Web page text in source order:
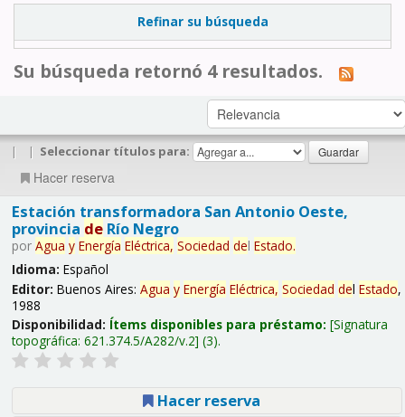
Refinar su búsqueda
Su búsqueda retornó 4 resultados.
| | Seleccionar títulos para:
Hacer reserva
Estación transformadora San Antonio Oeste,
provincia deRío Negro
por Agua y Energía Eléctrica, Sociedad del Estado.
Idioma: Español
Editor: Buenos Aires: Agua y Energía Eléctrica, Sociedad del Estado,
1988
Disponibilidad: Ítems disponibles para préstamo: Signatura
topográfica: 621.374.5/A282/v.2 (3).
Hacer reserva